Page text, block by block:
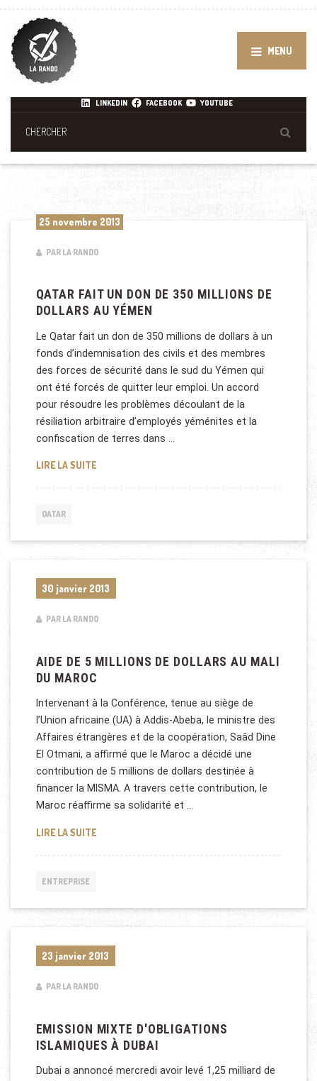
MENU
LINKEDIN FACEBOOK YOUTUBE
25 novembre 2013
PAR LA RANDO
QATAR FAIT UN DON DE 350 MILLIONS DE
DOLLARS AU YÉMEN
Le Qatar fait un don de 350 millions de dollars à un
fonds d’indemnisation des civils et des membres
des forces de sécurité dans le sud du Yémen qui
ont été forcés de quitter leur emploi. Un accord
pour résoudre les problèmes découlant de la
résiliation arbitraire d’employés yéménites et la
confiscation de terres dans …
LIRE LA SUITEQATAR FAIT UN DON DE 350 MILLIONS DE DOLLARS
QATAR
30 janvier 2013
PAR LA RANDO
AIDE DE 5 MILLIONS DE DOLLARS AU MALI
DU MAROC
Intervenant à la Conférence, tenue au siège de
l’Union africaine (UA) à Addis-Abeba, le ministre des
Affaires étrangères et de la coopération, Saâd Dine
El Otmani, a affirmé que le Maroc a décidé une
contribution de 5 millions de dollars destinée à
financer la MISMA. A travers cette contribution, le
Maroc réaffirme sa solidarité et …
LIRE LA SUITEAIDE DE 5 MILLIONS DE DOLLARS AU MALI DU
ENTREPRISE
23 janvier 2013
PAR LA RANDO
EMISSION MIXTE D'OBLIGATIONS
ISLAMIQUES À DUBAI
Dubai a annoncé mercredi avoir levé 1,25 milliard de